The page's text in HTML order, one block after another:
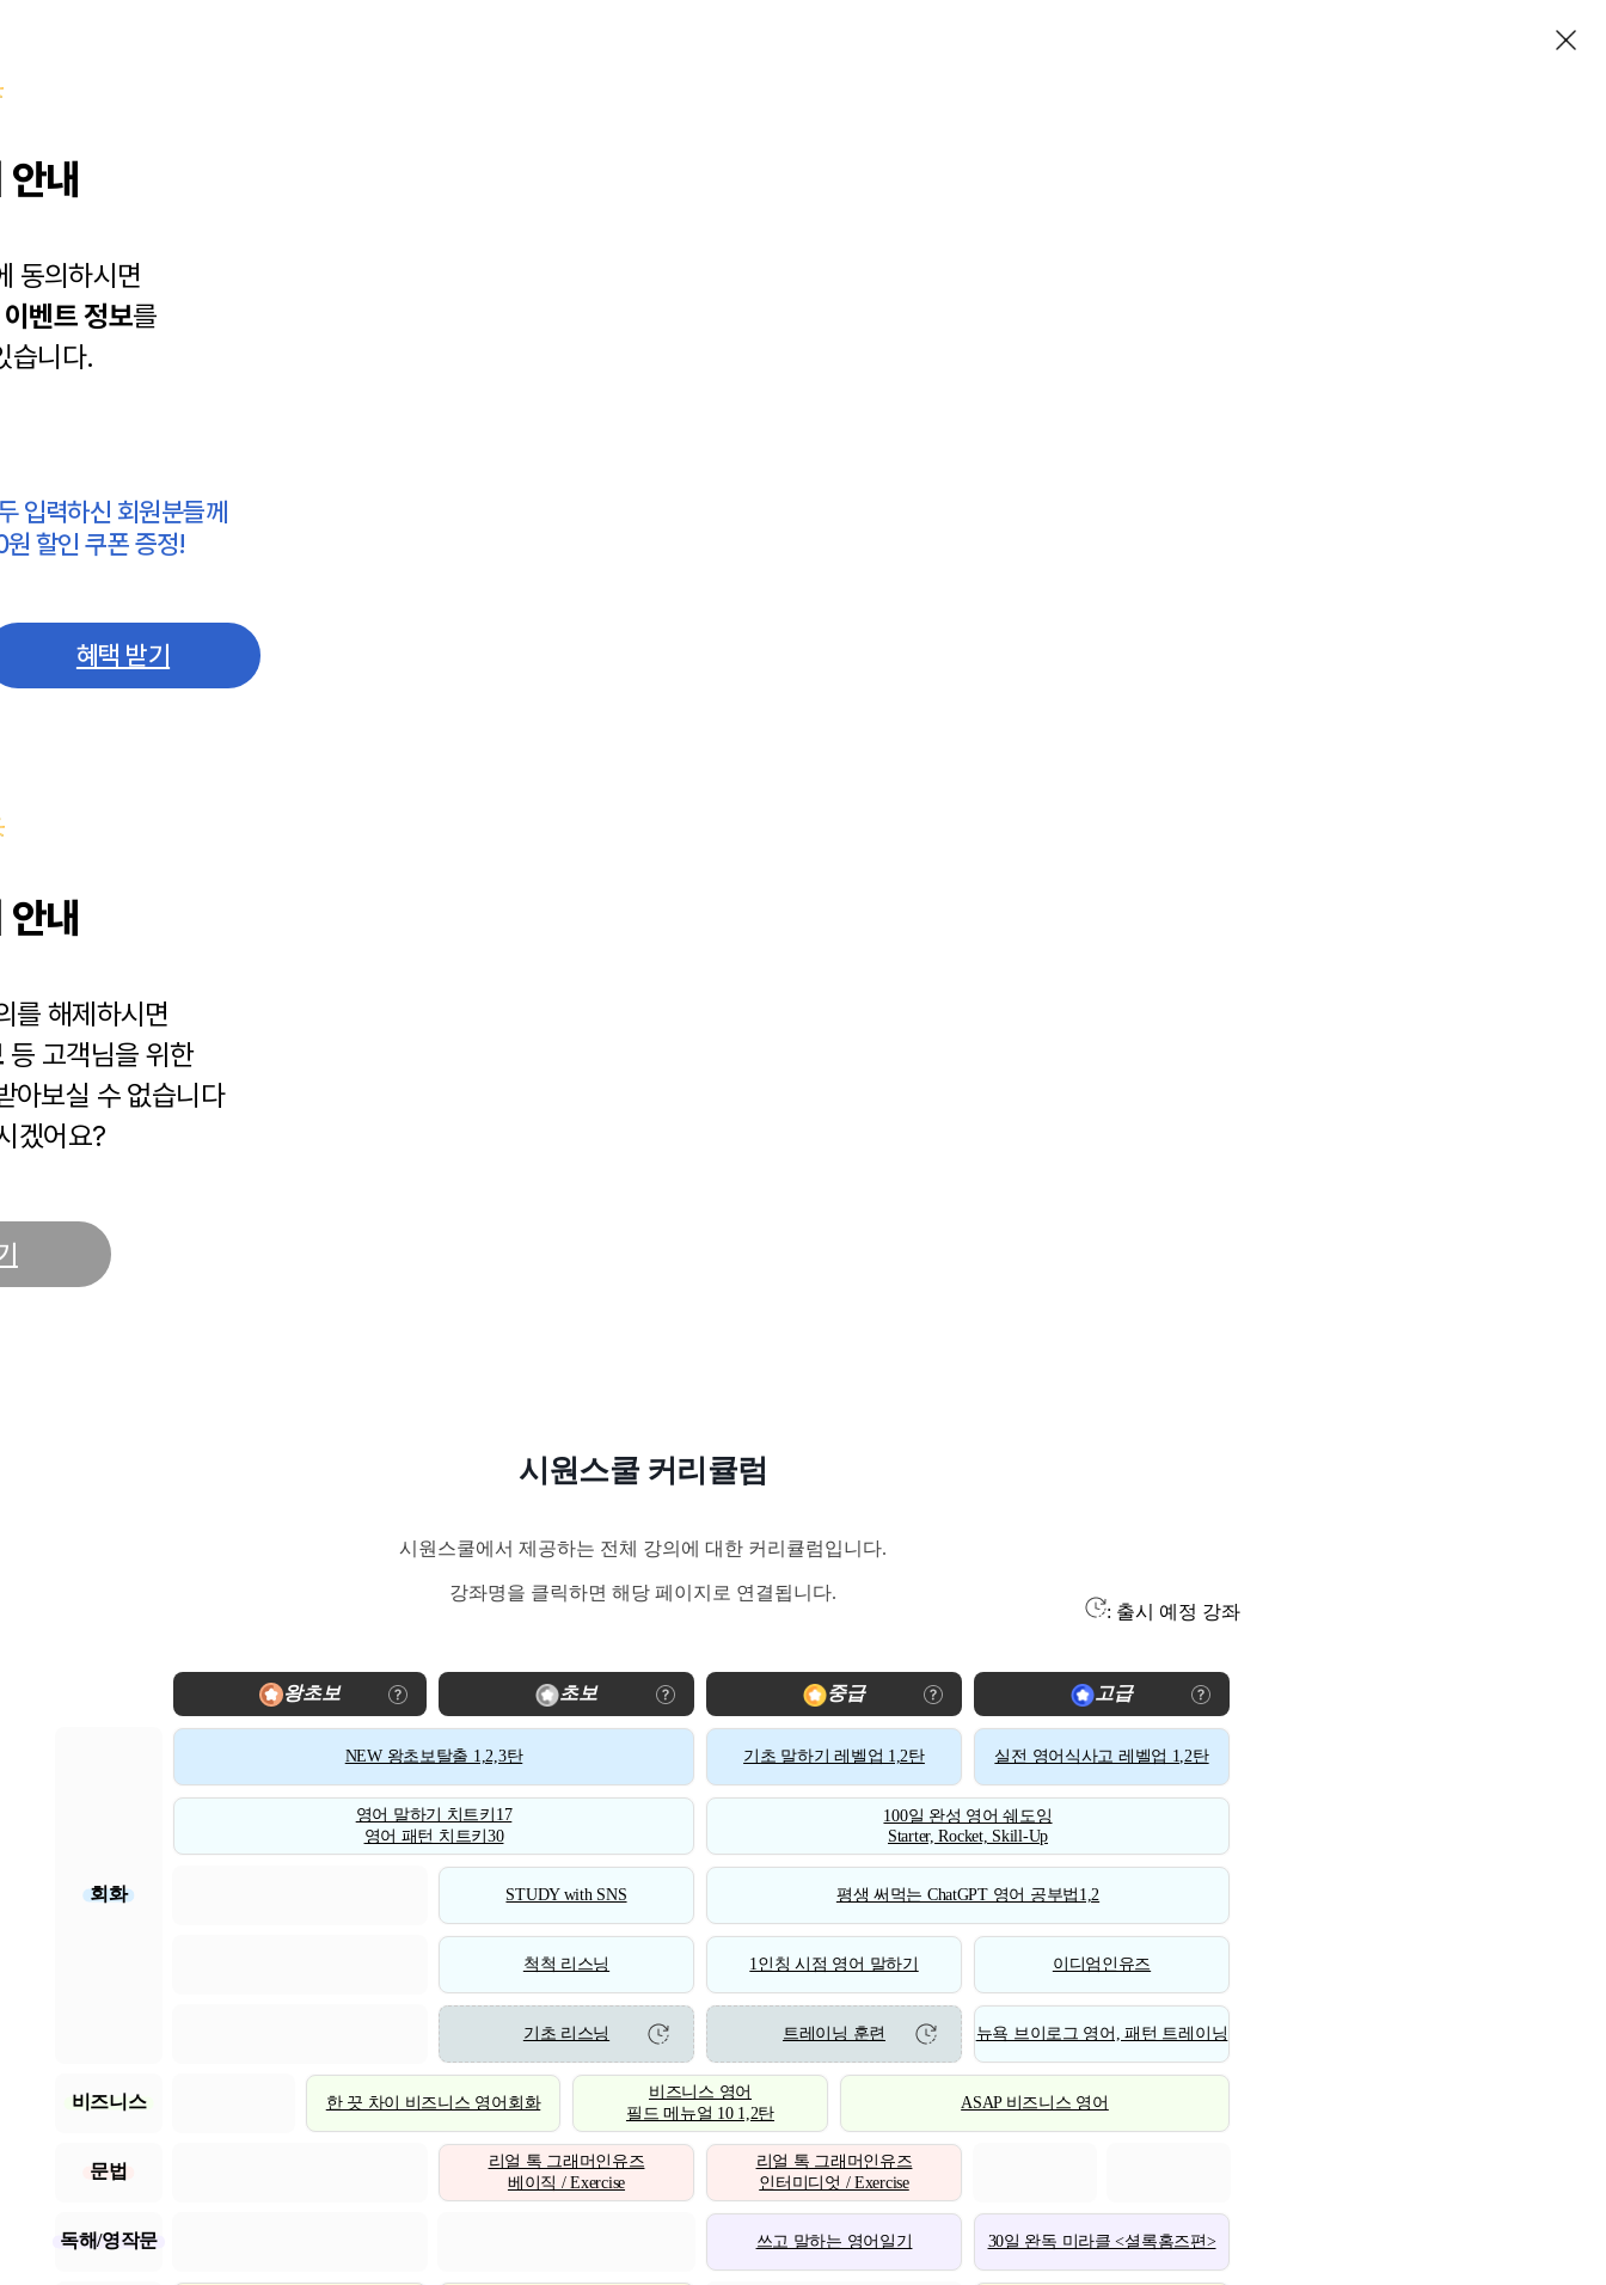
내
동의하시면
이벤트 정보를
습니다.
입력하신 회원분들께
할인 쿠폰 증정!
혜택 받기
내
를 해제하시면
등 고객님을 위한
아보실 수 없습니다
겠어요?
시원스쿨 커리큘럼
시원스쿨에서 제공하는 전체 강의에 대한 커리큘럼입니다.
강좌명을 클릭하면 해당 페이지로 연결됩니다.
: 출시 예정 강좌
왕초보 초보 중급 고급
회화
NEW 왕초보탈출 1,2,3탄 기초 말하기 레벨업 1,2탄 실전 영어식사고 레벨업 1,2탄
영어 말하기 치트키17
영어 패턴 치트키30
100일 완성 영어 쉐도잉
Starter, Rocket, Skill-Up
STUDY with SNS 평생 써먹는 ChatGPT 영어 공부법1,2
척척 리스닝 1인칭 시점 영어 말하기 이디엄인유즈
기초 리스닝 트레이닝 훈련 뉴욕 브이로그 영어, 패턴 트레이닝
비즈니스 한 끗 차이 비즈니스 영어회화
비즈니스 영어
필드 메뉴얼 10 1,2탄
ASAP 비즈니스 영어
문법
리얼 톡 그래머인유즈
베이직 / Exercise
리얼 톡 그래머인유즈
인터미디엇 / Exercise
독해/영작문 쓰고 말하는 영어일기 30일 완독 미라클 <셜록홈즈편>